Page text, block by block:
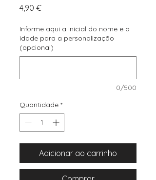
4,90 €Preço
Informe aqui a inicial do nome e a
idade para a personalização
(opcional)
0/500
Quantidade *
Adicionar ao carrinho